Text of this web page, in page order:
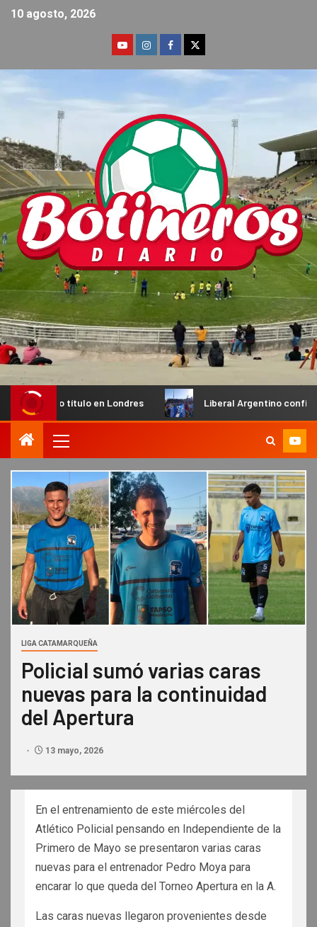
10 agosto, 2026
título en Londres Liberal Argentino confirmó inicio de
LIGA CATAMARQUEÑA
Policial sumó varias caras
nuevas para la continuidad
del Apertura
13 mayo, 2026
En el entrenamiento de este miércoles del
Atlético Policial pensando en Independiente de la
Primero de Mayo se presentaron varias caras
nuevas para el entrenador Pedro Moya para
encarar lo que queda del Torneo Apertura en la A.
Las caras nuevas llegaron provenientes desde